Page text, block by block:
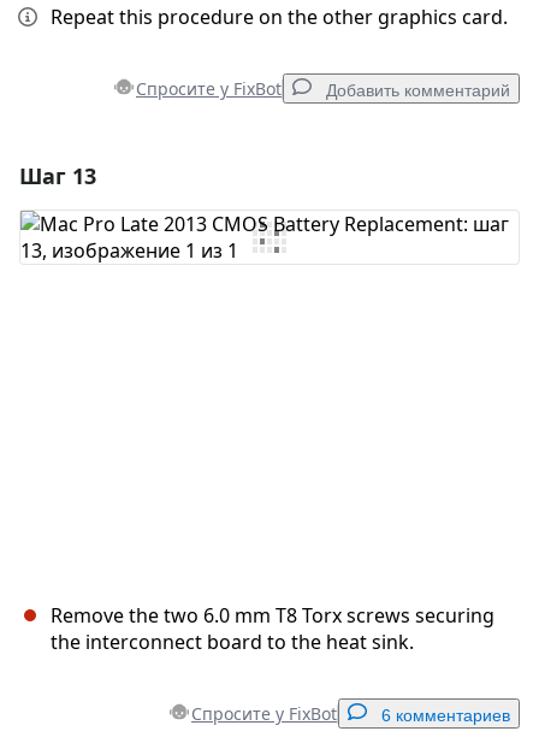
Repeat this procedure on the other graphics card.
Спросите у FixBot Добавить комментарий
Добавить комментарий
Шаг 13
Remove the two 6.0 mm T8 Torx screws securing
the interconnect board to the heat sink.
Спросите у FixBot 6 комментариев